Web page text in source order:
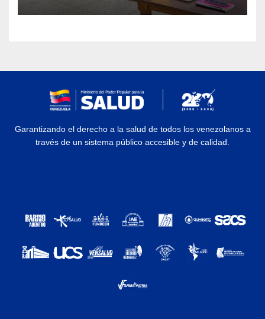
Garantizando el derecho a la salud de todos los venezolanos a
través de un sistema público accesible y de calidad.